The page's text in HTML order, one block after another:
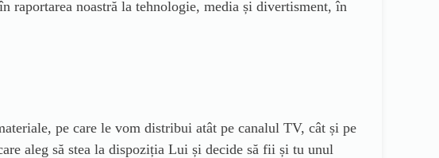
noastră la tehnologie, media și divertisment, în
pe care le vom distribui atât pe canalul TV, cât și pe
aleg să stea la dispoziția Lui și decide să fii și tu unul